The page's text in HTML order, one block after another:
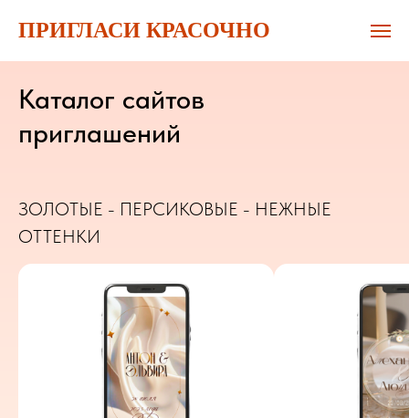
ПРИГЛАСИ КРАСОЧНО
Каталог сайтов
приглашений
ЗОЛОТЫЕ - ПЕРСИКОВЫЕ - НЕЖНЫЕ
ОТТЕНКИ